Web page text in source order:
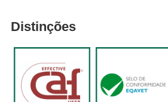
Distinções